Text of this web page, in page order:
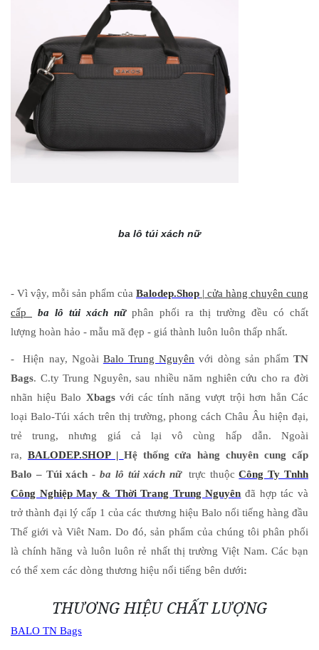
ba lô túi xách nữ
- Vì vậy, mỗi sản phẩm của Balodep.Shop | cửa hàng chuyên cung
cấp
ba lô túi xách nữ phân phối ra thị trường đều có chất
lượng hoàn hảo - mẫu mã đẹp - giá thành luôn luôn thấp nhất.
- Hiện nay, Ngoài Balo Trung Nguyên với dòng sản phẩmTN
Bags. C.ty Trung Nguyên, sau nhiều năm nghiên cứu cho ra đời
nhãn hiệu Balo Xbagsvới các tính năng vượt trội hơn hẳn Các
loại Balo-Túi xách trên thị trường, phong cách Châu Âu hiện đại,
trẻ trung, nhưng giá cả lại vô cùng hấp dẫn. Ngoài
ra, BALODEP.SHOP | Hệ thống cửa hàng chuyên cung cấp
Balo – Túi xách - ba lô túi xách nữ trực thuộcCông Ty Tnhh
Công Nghiệp May & Thời Trang Trung Nguyên đã hợp tác và
trở thành đại lý cấp 1 của các thương hiệu Balo nổi tiếng hàng đầu
Thế giới và Viêt Nam. Do đó, sản phẩm của chúng tôi phân phối
là chính hãng và luôn luôn rẻ nhất thị trường Việt Nam. Các bạn
có thể xem các dòng thương hiệu nổi tiếng bên dưới:
THƯƠNG HIỆU CHẤT LƯỢNG
BALO TN Bags